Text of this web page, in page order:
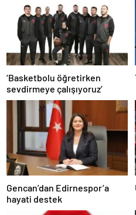
‘Basketbolu öğretirken
sevdirmeye çalışıyoruz’
Gencan’dan Edirnespor’a
hayati destek